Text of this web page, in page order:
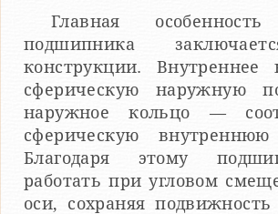
Главная
подшипника
конструкции. Внутреннее
сферическую наружную
наружное кольцо —
сферическую внутреннюю
Благодаря этому
работать при угловом
оси, сохраняя